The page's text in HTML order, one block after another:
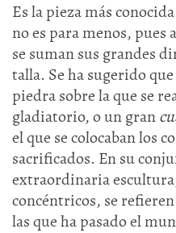
Es la pieza más
no es para menos,
se suman sus grandes
talla. Se ha sugerido
piedra sobre la que se
gladiatorio, o un gran
el que se colocaban los
sacrificados. En su
extraordinaria
concéntricos, se
las que ha pasado el